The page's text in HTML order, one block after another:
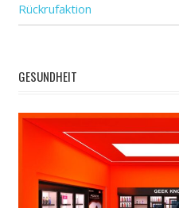
Rückrufaktion
GESUNDHEIT